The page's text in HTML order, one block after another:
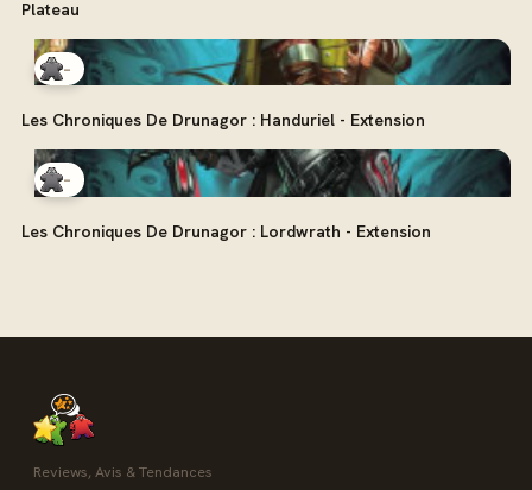
Plateau
-
Les Chroniques De Drunagor : Handuriel - Extension
-
Les Chroniques De Drunagor : Lordwrath - Extension
Reviews, Avis & Tendances